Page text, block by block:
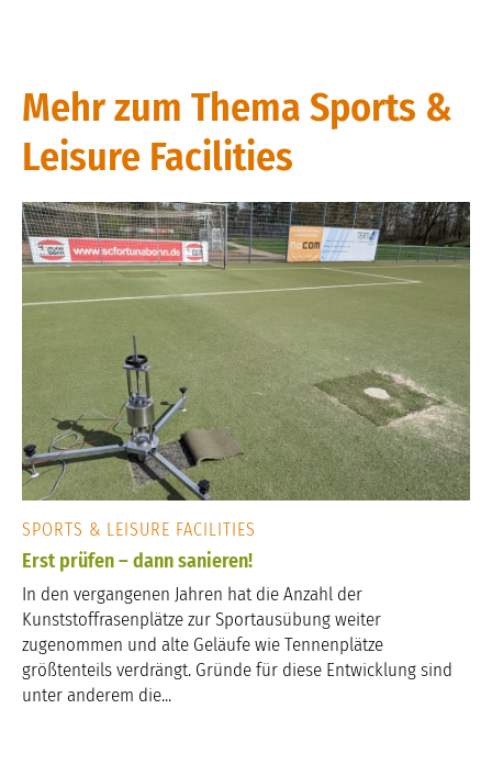
Mehr zum Thema Sports &
Leisure Facilities
SPORTS & LEISURE FACILITIES
Erst prüfen – dann sanieren!
In den vergangenen Jahren hat die Anzahl der
Kunststoffrasenplätze zur Sportausübung weiter
zugenommen und alte Geläufe wie Tennenplätze
größtenteils verdrängt. Gründe für diese Entwicklung sind
unter anderem die...